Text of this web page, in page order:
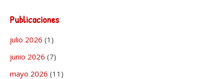
Publicaciones
julio 2026 (1)
junio 2026 (7)
mayo 2026 (11)